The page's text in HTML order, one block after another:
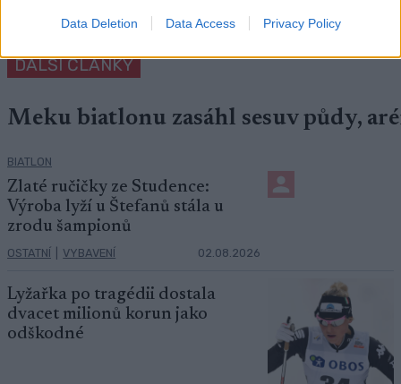
Data Deletion Data Access Privacy Policy
DALŠÍ ČLÁNKY
Meku biatlonu zasáhl sesuv půdy,
BIATLON
Zlaté ručičky ze Studence:
Výroba lyží u Štefanů stála u
zrodu šampionů
OSTATNÍ VYBAVENÍ 02.08.2026
Lyžařka po tragédii dostala
dvacet milionů korun jako
odškodné